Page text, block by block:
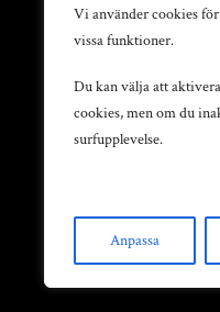
Vi använder cookies
vissa funktioner.
Du kan välja att
cookies, men om du
surfupplevelse.
Anpassa